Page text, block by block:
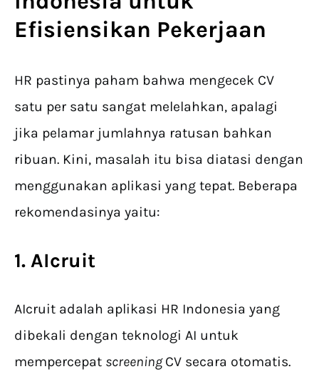
Efisiensikan Pekerjaan
HR pastinya paham bahwa mengecek CV
satu per satu sangat melelahkan, apalagi
jika pelamar jumlahnya ratusan bahkan
ribuan. Kini, masalah itu bisa diatasi dengan
menggunakan aplikasi yang tepat. Beberapa
rekomendasinya yaitu:
1. AIcruit
AIcruit adalah aplikasi HR Indonesia yang
dibekali dengan teknologi AI untuk
mempercepat screeningCV secara otomatis.